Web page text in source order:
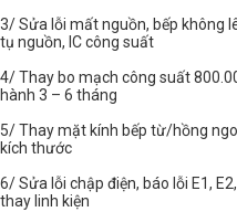
3/ Sửa lỗi mất nguồn, bếp không
tụ nguồn, IC công suất
4/ Thay bo mạch công suất
hành 3 – 6 tháng
5/ Thay mặt kính bếp từ/hồng
kích thước
6/ Sửa lỗi chập điện, báo lỗi E1,
thay linh kiện